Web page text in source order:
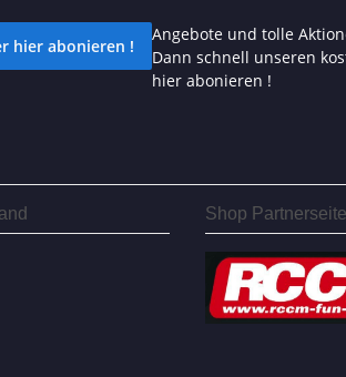
hier abonieren !
Angebote und tolle
Dann schnell unseren
hier abonieren !
Shop